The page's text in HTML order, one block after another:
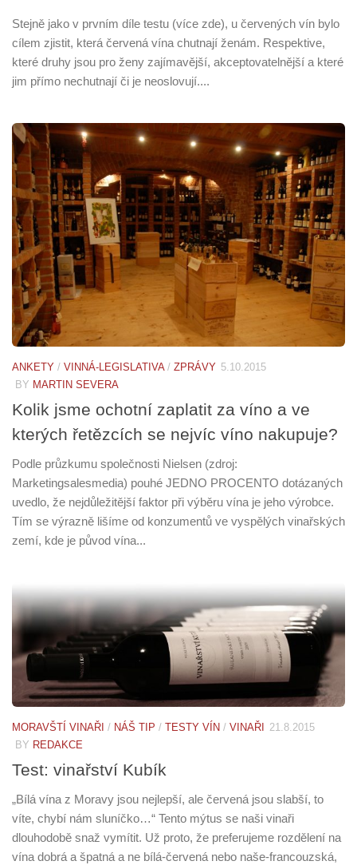
Stejně jako v prvním díle testu (více zde), u červených vín bylo
cílem zjistit, která červená vína chutnají ženám. Respektive,
které druhy jsou pro ženy zajímavější, akceptovatelnější a které
jim přímo nechutnají či je neoslovují....
ANKETY / VINNÁ-LEGISLATIVA/ ZPRÁVY 5.10.2015
BY MARTIN SEVERA
Kolik jsme ochotní zaplatit za víno a ve
kterých řetězcích se nejvíc víno nakupuje?
Podle průzkumu společnosti Nielsen (zdroj:
Marketingsalesmedia) pouhé JEDNO PROCENTO dotázaných
uvedlo, že nejdůležitější faktor při výběru vína je jeho výrobce.
Tím se výrazně lišíme od konzumentů ve vyspělých vinařských
zemí, kde je původ vína...
MORAVŠTÍ VINAŘI / NÁŠ TIP / TESTY VÍN / VINAŘI 21.8.2015
BY REDAKCE
Test: vinařství Kubík
„Bílá vína z Moravy jsou nejlepší, ale červená jsou slabší, to
víte, chybí nám sluníčko…“ Tento mýtus se naši vinaři
dlouhodobě snaž vymítit. Už proto, že preferujeme rozdělení na
vína dobrá a špatná a ne bílá-červená nebo naše-francouzská,